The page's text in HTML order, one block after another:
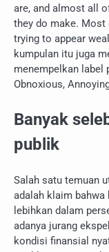
are, and almost all
they do make. Most
trying to appear
kumpulan itu juga
menempelkan label
Obnoxious,
Banyak
publik
Salah satu temuan
adalah klaim
lebihkan dalam
adanya jurang
kondisi finansial